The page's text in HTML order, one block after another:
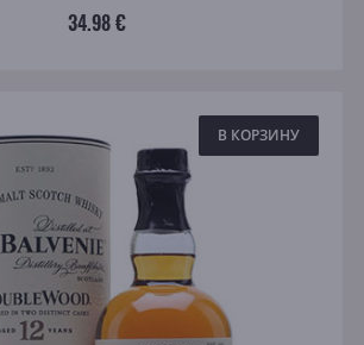
34.98 €
В КОРЗИНУ